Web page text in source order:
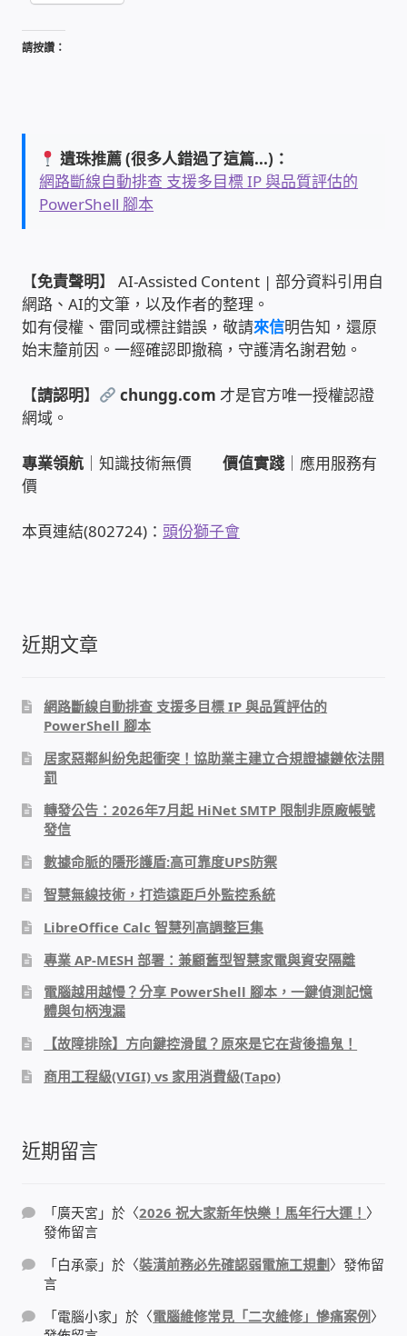
門禁安全控制 工具 軟體 手冊
智慧電錶、儲值、雲端 電子式電錶
充電樁
線上網路購物
我的帳號
結帳
購物車
請按讚：
遺珠推薦 (很多人錯過了這篇...)：
網路斷線自動排查 支援多目標 IP 與品質評估的
PowerShell 腳本
【免責聲明】 AI-Assisted Content | 部分資料引用自
網路、AI的文筆，以及作者的整理。
如有侵權、雷同或標註錯誤，敬請來信明告知，還原
始末釐前因。一經確認即撤稿，守護清名謝君勉。
【請認明】 chungg.com 才是官方唯一授權認證
網域。
專業領航 ｜知識技術無價價值實踐 ｜應用服務有
價
本頁連結(802724)：頭份獅子會
近期文章
網路斷線自動排查 支援多目標 IP 與品質評估的
PowerShell 腳本
居家惡鄰糾紛免起衝突！協助業主建立合規證據鏈依法開
罰
轉發公告：2026年7月起 HiNet SMTP 限制非原廠帳號
發信
數據命脈的隱形護盾:高可靠度UPS防禦
智慧無線技術，打造遠距戶外監控系統
LibreOffice Calc 智慧列高調整巨集
專業 AP-MESH 部署：兼顧舊型智慧家電與資安隔離
電腦越用越慢？分享 PowerShell 腳本，一鍵偵測記憶
體與句柄洩漏
【故障排除】方向鍵控滑鼠？原來是它在背後搗鬼！
商用工程級(VIGI) vs 家用消費級(Tapo)
近期留言
「廣天宮 」於〈2026 祝大家新年快樂！馬年行大運！ 〉
發佈留言
「白承豪 」於〈裝潢前務必先確認弱電施工規劃 〉發佈留
言
「電腦小家 」於〈電腦維修常見「二次維修」慘痛案例 〉